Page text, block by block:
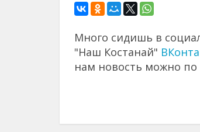
Много сидишь в
"Наш Костанай"
нам новость можно